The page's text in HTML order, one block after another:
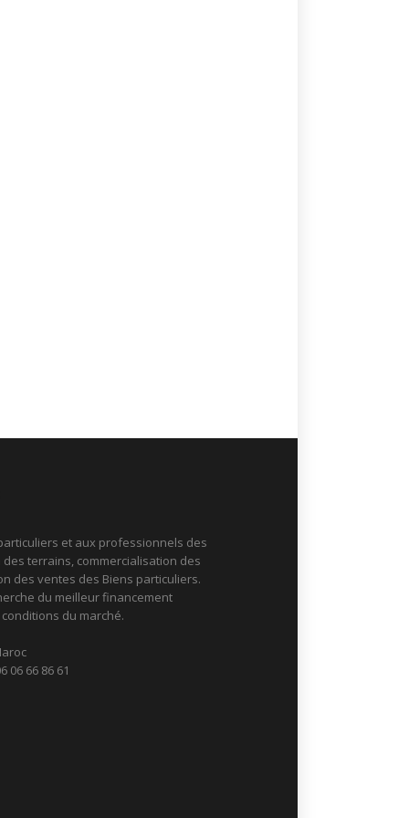
et aux professionnels des
terrains, commercialisation des
des ventes des Biens particuliers.
du meilleur financement
du marché.
06 66 86 61